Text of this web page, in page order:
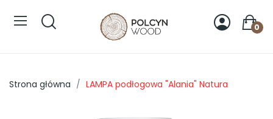
0
Strona główna LAMPA podłogowa "Alania" Natura